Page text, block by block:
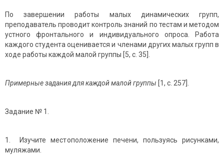
По завершении
работы малых динамических групп,
преподаватель проводит контроль знаний по тестам и методом
устного фронтального и индивидуального опроса. Работа
каждого студента оценивается и членами других малых групп в
ходе работы каждой малой группы [5, с. 35].
Примерные задания для каждой малой группы [1, с. 257].
Задание № 1.
1. Изучите местоположение печени, пользуясь рисунками,
муляжами.